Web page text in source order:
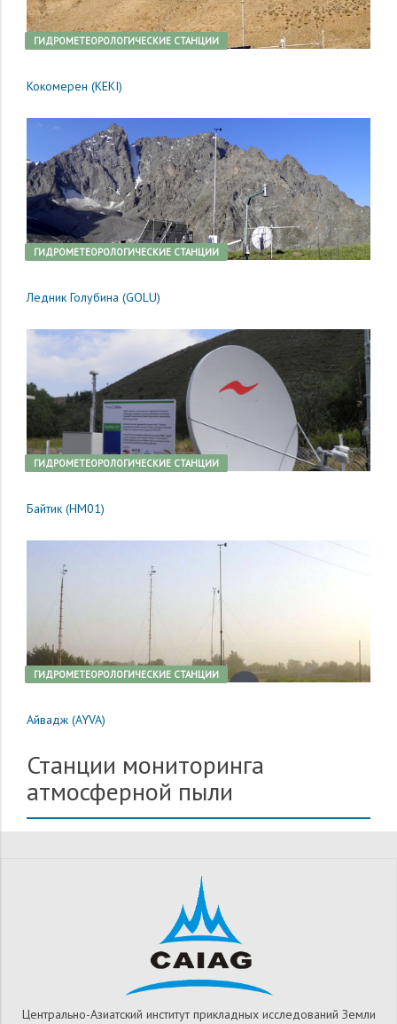
ГИДРОМЕТЕОРОЛОГИЧЕСКИЕ СТАНЦИИ
Кокомерен (KEKI)
ГИДРОМЕТЕОРОЛОГИЧЕСКИЕ СТАНЦИИ
Ледник Голубина (GOLU)
ГИДРОМЕТЕОРОЛОГИЧЕСКИЕ СТАНЦИИ
Байтик (HM01)
ГИДРОМЕТЕОРОЛОГИЧЕСКИЕ СТАНЦИИ
Айвадж (AYVA)
Станции мониторинга
атмосферной пыли
Центрально-Азиатский институт прикладных исследований Земли